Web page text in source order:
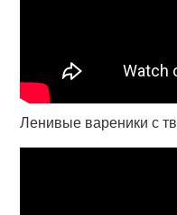
Ленивые вареники с